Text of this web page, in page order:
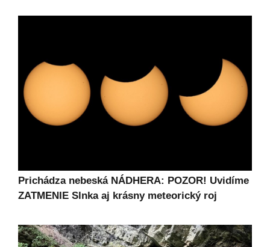
Prichádza nebeská NÁDHERA: POZOR! Uvidíme
ZATMENIE Slnka aj krásny meteorický roj